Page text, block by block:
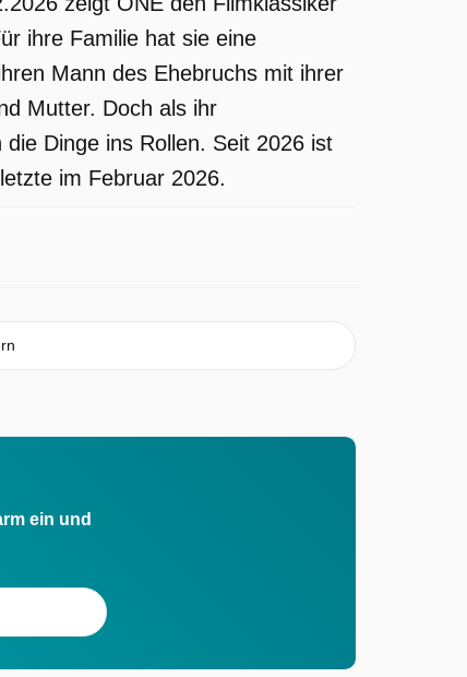
ihre Familie hat sie eine
Mann des Ehebruchs mit ihrer
Mutter. Doch als ihr
Dinge ins Rollen. Seit 2026 ist
im Februar 2026.
ein und